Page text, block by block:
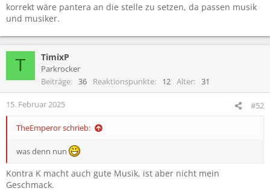
n
:
korrekt wäre pantera an die stelle zu setzen, da passen musik
und musiker.
T TimixP
Parkrocker
Beiträge
36 Reaktionspunkte 12 Alter 31
15. Februar 2025 #52
TheEmperor schrieb:
was denn nun
Kontra K macht auch gute Musik, ist aber nicht mein
Geschmack.